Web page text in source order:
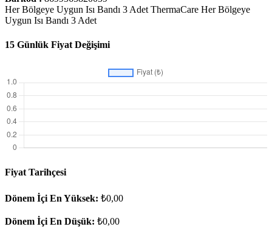
Her Bölgeye Uygun Isı Bandı 3 Adet ThermaCare Her Bölgeye
Uygun Isı Bandı 3 Adet
15 Günlük Fiyat Değişimi
Fiyat Tarihçesi
Dönem İçi En Yüksek: ₺0,00
Dönem İçi En Düşük: ₺0,00